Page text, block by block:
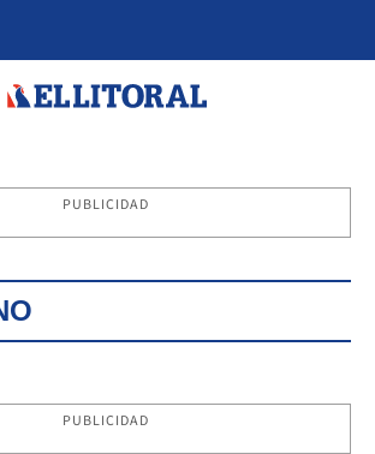
PUBLICIDAD
PUBLICIDAD